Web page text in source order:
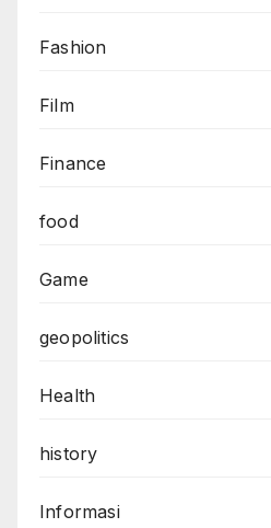
Fashion
Film
Finance
food
Game
geopolitics
Health
history
Informasi